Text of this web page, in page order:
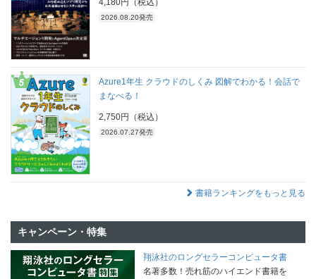
4,180円（税込）
2026.08.20発売
Azure1年生 クラウドのしくみ 図解でわかる！会話で
まなべる！
2,750円（税込）
2026.07.27発売
書籍ランキングをもっと見る
キャンペーン・特集
翔泳社のロングセラーコンピュータ書
名著多数！売れ筋のハイエンド書籍を